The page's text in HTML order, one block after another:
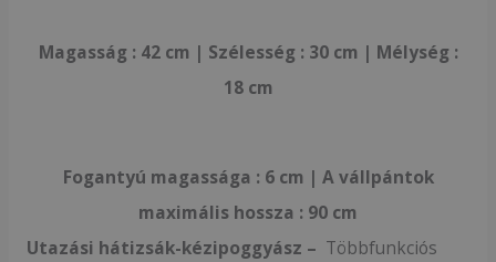
Magasság : 42 cm | Szélesség : 30 cm | Mélység :
18 cm
Fogantyú magassága : 6 cm | A vállpántok
maximális hossza : 90 cm
Utazási hátizsák-kézipoggyász – Többfunkciós